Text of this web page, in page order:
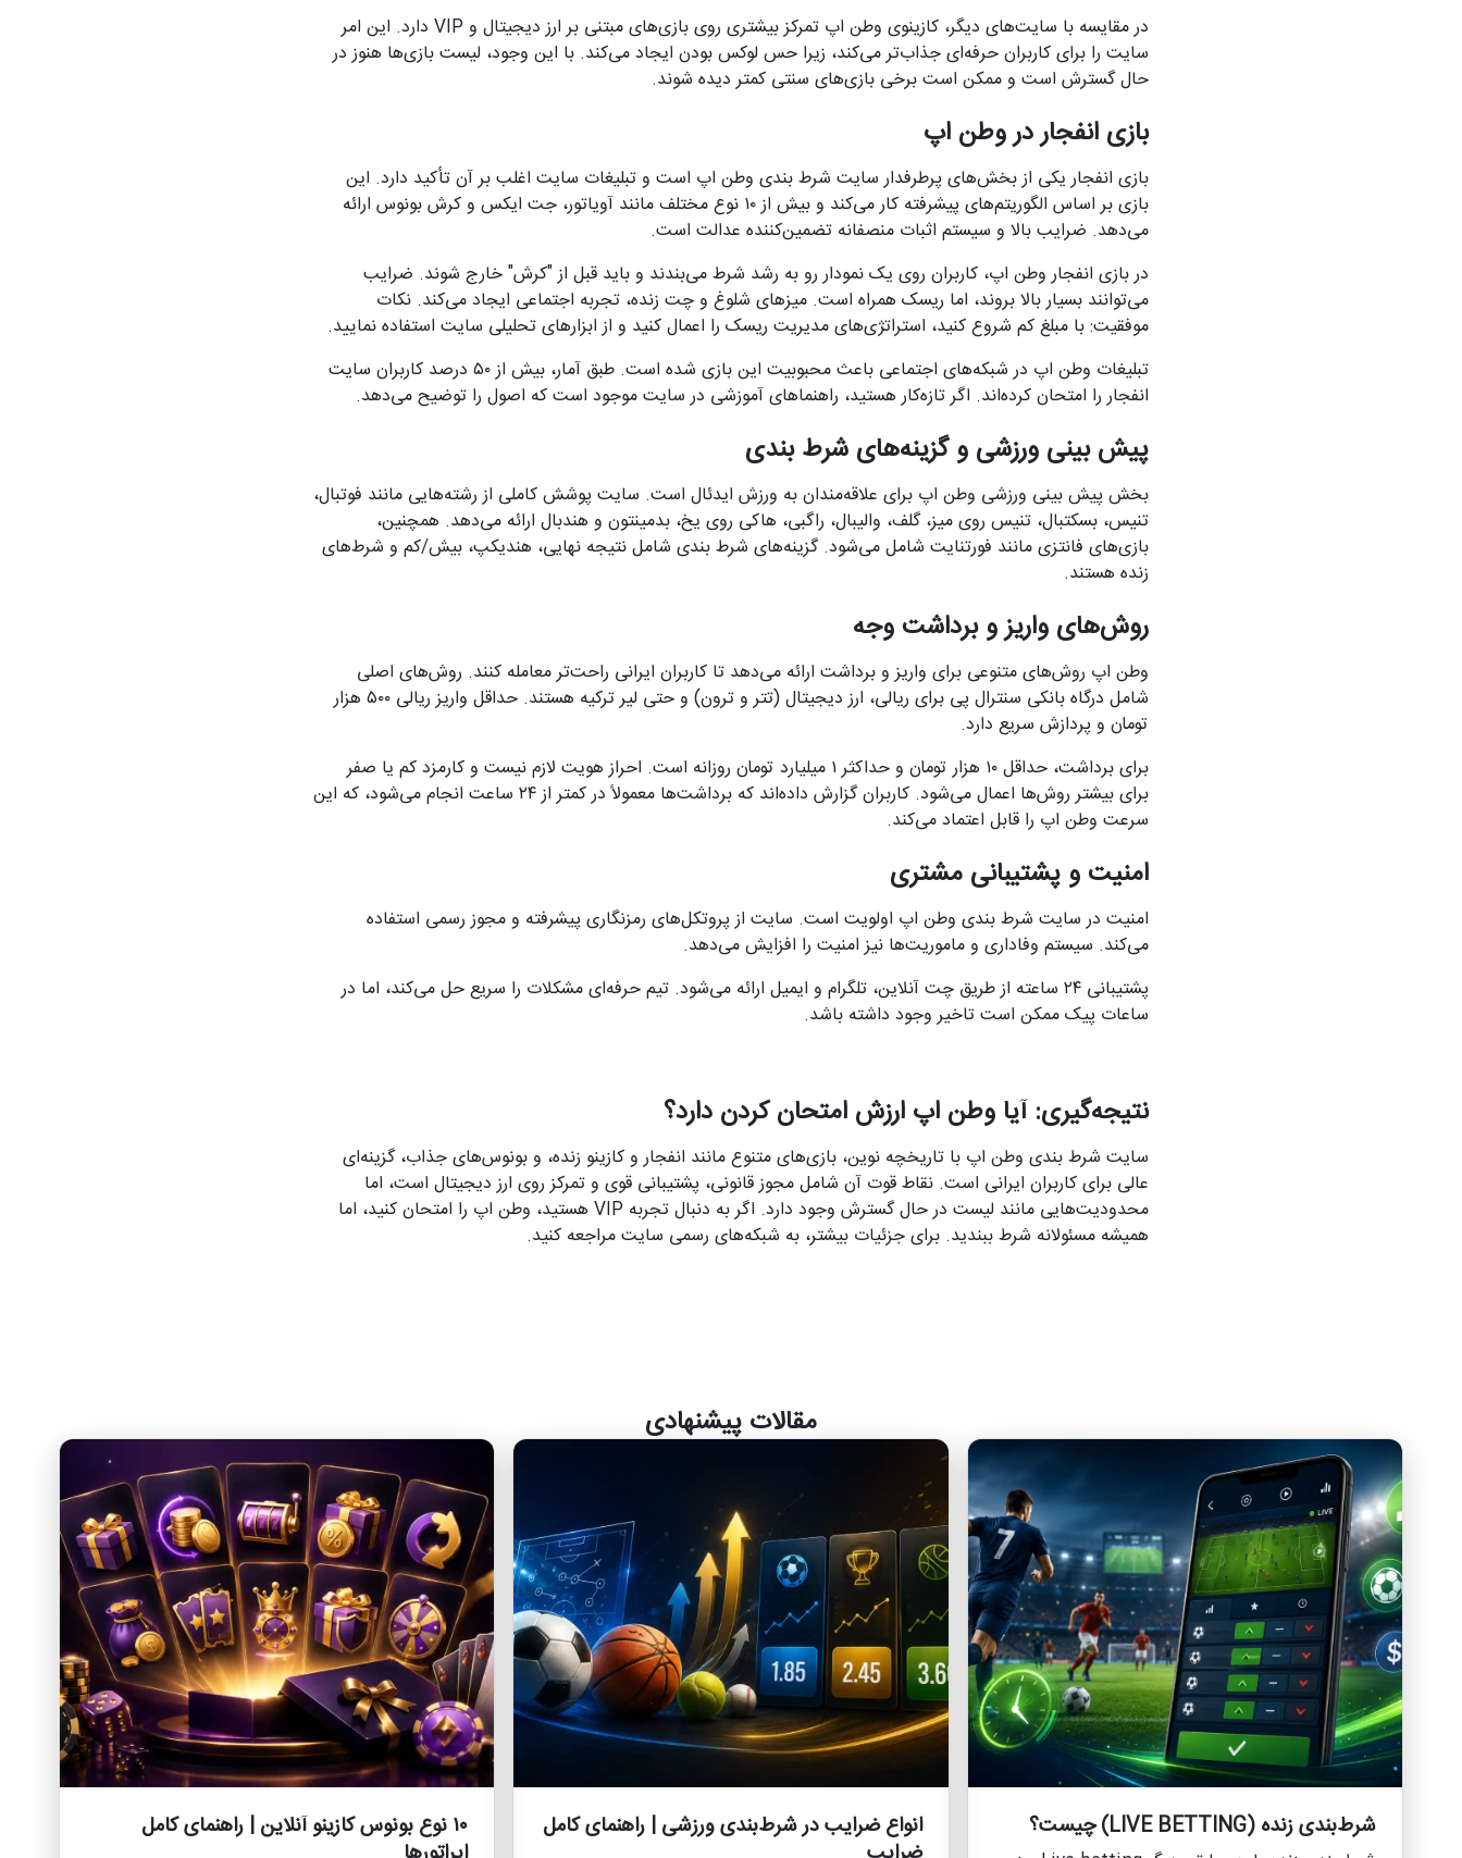
در مقایسه با سایت‌های دیگر، کازینوی وطن اپ تمرکز بیشتری روی بازی‌های مبتنی بر ارز دیجیتال و VIP دارد. این امر
سایت را برای کاربران حرفه‌ای جذاب‌تر می‌کند، زیرا حس لوکس بودن ایجاد می‌کند. با این وجود، لیست بازی‌ها هنوز در
حال گسترش است و ممکن است برخی بازی‌های سنتی کمتر دیده شوند.
بازی انفجار در وطن اپ
بازی انفجار یکی از بخش‌های پرطرفدار سایت شرط بندی وطن اپ است و تبلیغات سایت اغلب بر آن تأکید دارد. این
بازی بر اساس الگوریتم‌های پیشرفته کار می‌کند و بیش از ۱۰ نوع مختلف مانند آویاتور، جت ایکس و کرش بونوس ارائه
می‌دهد. ضرایب بالا و سیستم اثبات منصفانه تضمین‌کننده عدالت است.
دربازی انفجاروطن اپ، کاربران روی یک نمودار رو به رشد شرط می‌بندند و باید قبل از "کرش" خارج شوند. ضرایب
می‌توانند بسیار بالا بروند، اما ریسک همراه است. میزهای شلوغ و چت زنده، تجربه اجتماعی ایجاد می‌کند. نکات
موفقیت: با مبلغ کم شروع کنید، استراتژی‌های مدیریت ریسک را اعمال کنید و از ابزارهای تحلیلی سایت استفاده نمایید.
تبلیغات وطن اپ در شبکه‌های اجتماعی باعث محبوبیت این بازی شده است. طبق آمار، بیش از ۵۰ درصد کاربران سایت
انفجار را امتحان کرده‌اند. اگر تازه‌کار هستید، راهنماهای آموزشی در سایت موجود است که اصول را توضیح می‌دهد.
پیش بینی ورزشی و گزینه‌های شرط بندی
بخش پیش بینی ورزشی وطن اپ برای علاقه‌مندان به ورزش ایدئال است. سایت پوشش کاملی از رشته‌هایی مانند فوتبال،
تنیس، بسکتبال، تنیس روی میز، گلف، والیبال، راگبی، هاکی روی یخ، بدمینتون و هندبال ارائه می‌دهد. همچنین،
بازی‌های فانتزی مانند فورتنایت شامل می‌شود. گزینه‌های شرط بندی شامل نتیجه نهایی، هندیکپ، بیش/کم و شرط‌های
زنده هستند.
روش‌های واریز و برداشت وجه
وطن اپ روش‌های متنوعی برای واریز و برداشت ارائه می‌دهد تا کاربران ایرانی راحت‌تر معامله کنند. روش‌های اصلی
شامل درگاه بانکی سنترال پی برای ریالی، ارز دیجیتال (تتر و ترون) و حتی لیر ترکیه هستند. حداقل واریز ریالی ۵۰۰ هزار
تومان و پردازش سریع دارد.
برای برداشت، حداقل ۱۰ هزار تومان و حداکثر ۱ میلیارد تومان روزانه است. احراز هویت لازم نیست و کارمزد کم یا صفر
برای بیشتر روش‌ها اعمال می‌شود. کاربران گزارش داده‌اند که برداشت‌ها معمولاً در کمتر از ۲۴ ساعت انجام می‌شود، که این
سرعت وطن اپ را قابل اعتماد می‌کند.
امنیت و پشتیبانی مشتری
امنیت در سایت شرط بندی وطن اپ اولویت است. سایت از پروتکل‌های رمزنگاری پیشرفته و مجوز رسمی استفاده
می‌کند. سیستم وفاداری و ماموریت‌ها نیز امنیت را افزایش می‌دهد.
پشتیبانی ۲۴ ساعته از طریق چت آنلاین، تلگرام و ایمیل ارائه می‌شود. تیم حرفه‌ای مشکلات را سریع حل می‌کند، اما در
ساعات پیک ممکن است تاخیر وجود داشته باشد.
نتیجه‌گیری: آیا وطن اپ ارزش امتحان کردن دارد؟
سایت شرط بندی وطن اپ با تاریخچه نوین، بازی‌های متنوع مانند انفجار و کازینو زنده، و بونوس‌های جذاب، گزینه‌ای
عالی برای کاربران ایرانی است. نقاط قوت آن شامل مجوز قانونی، پشتیبانی قوی و تمرکز روی ارز دیجیتال است، اما
محدودیت‌هایی مانند لیست در حال گسترش وجود دارد. اگر به دنبال تجربه VIP هستید، وطن اپ را امتحان کنید، اما
همیشه مسئولانه شرط ببندید. برای جزئیات بیشتر، به شبکه‌های رسمی سایت مراجعه کنید.
مقالات پیشنهادی
شرط‌بندی زنده (LIVE BETTING) چیست؟
انواع ضرایب در شرط‌بندی ورزشی | راهنمای کامل
۱۰ نوع بونوس کازینو آنلاین | راهنمای کامل